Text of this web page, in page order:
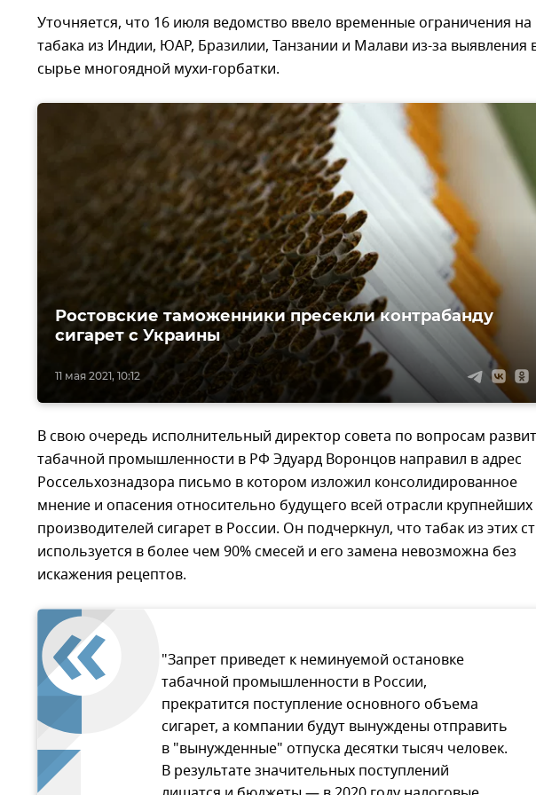
Уточняется, что 16 июля ведомство ввело временные ограничения на
табака из Индии, ЮАР, Бразилии, Танзании и Малави из-за выявления
сырье многоядной мухи-горбатки.
11 мая 2021, 10:12
Ростовские таможенники пресекли контрабанду
сигарет с Украины
В свою очередь исполнительный директор совета по вопросам
табачной промышленности в РФ Эдуард Воронцов направил в адрес
Россельхознадзора письмо в котором изложил консолидированное
мнение и опасения относительно будущего всей отрасли крупнейших
производителей сигарет в России. Он подчеркнул, что табак из этих
используется в более чем 90% смесей и его замена невозможна без
искажения рецептов.
"Запрет приведет к неминуемой остановке
табачной промышленности в России,
прекратится поступление основного объема
сигарет, а компании будут вынуждены отправить
в "вынужденные" отпуска десятки тысяч человек.
В результате значительных поступлений